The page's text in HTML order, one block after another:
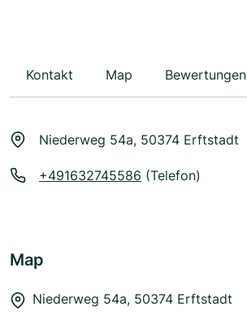
Kontakt Map Bewertungen
Niederweg 54a, 50374 Erftstadt
+491632745586 (Telefon)
Map
Niederweg 54a, 50374 Erftstadt